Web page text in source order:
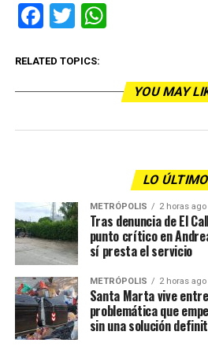
Facebook
Twitter
RELATED TOPICS:
YOU MAY
LO ÚLTIMO
METRÓPOLIS 2 horas ago
Tras denuncia de El
punto crítico en
sí presta el servicio
METRÓPOLIS 2 horas ago
Santa Marta vive
problemática que
sin una solución